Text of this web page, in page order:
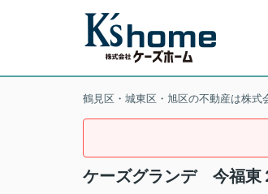
鶴見区・城東区・旭区の不動産は株式
ケーズグランデ 今福